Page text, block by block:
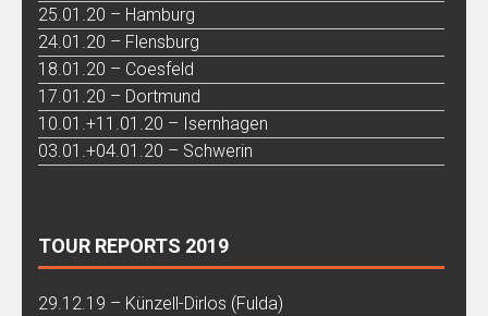
25.01.20 – Hamburg
24.01.20 – Flensburg
18.01.20 – Coesfeld
17.01.20 – Dortmund
10.01.+11.01.20 – Isernhagen
03.01.+04.01.20 – Schwerin
TOUR REPORTS 2019
29.12.19 – Künzell-Dirlos (Fulda)